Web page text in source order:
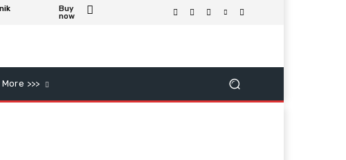
Buy
now
More >>>